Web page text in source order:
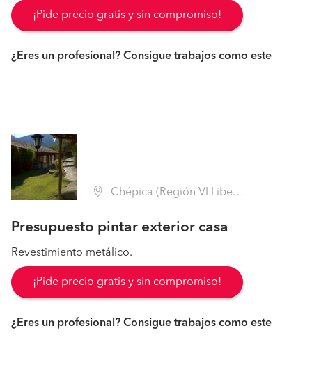
¡Pide precio gratis y sin compromiso!
¿Eres un profesional? Consigue trabajos como este
Chépica (Región VI Libertador B. O'Higgins - Colchagua)
Presupuesto pintar exterior casa
Revestimiento metálico.
¡Pide precio gratis y sin compromiso!
¿Eres un profesional? Consigue trabajos como este